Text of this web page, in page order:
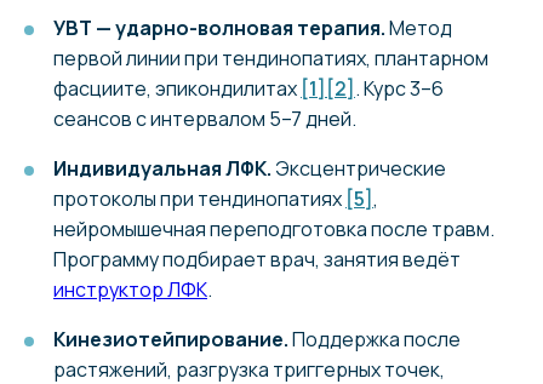
УВТ — ударно-волновая терапия.Метод
первой линии при тендинопатиях, плантарном
фасциите, эпикондилитах [1] [2] . Курс 3–6
сеансов с интервалом 5–7 дней.
Индивидуальная ЛФК. Эксцентрические
протоколы при тендинопатиях [5],
нейромышечная переподготовка после травм.
Программу подбирает врач, занятия ведёт
инструктор ЛФК.
Кинезиотейпирование.Поддержка после
растяжений, разгрузка триггерных точек,